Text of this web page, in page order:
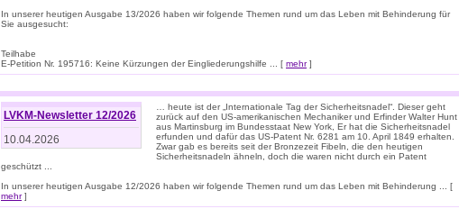
In unserer heutigen Ausgabe 13/2026 haben wir folgende Themen rund um das Leben mit Behinderung für
Sie ausgesucht:
Teilhabe
E-Petition Nr. 195716: Keine Kürzungen der Eingliederungshilfe ... [ mehr]
LVKM-Newsletter 12/2026
10.04.2026
… heute ist der „Internationale Tag der Sicherheitsnadel“. Dieser geht
zurück auf den US-amerikanischen Mechaniker und Erfinder Walter Hunt
aus Martinsburg im Bundesstaat New York, Er hat die Sicherheitsnadel
erfunden und dafür das US-Patent Nr. 6281 am 10. April 1849 erhalten.
Zwar gab es bereits seit der Bronzezeit Fibeln, die den heutigen
Sicherheitsnadeln ähneln, doch die waren nicht durch ein Patent
geschützt ...
In unserer heutigen Ausgabe 12/2026 haben wir folgende Themen rund um das Leben mit Behinderung ... [
mehr]